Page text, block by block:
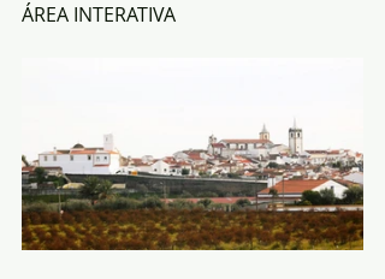
ÁREA INTERATIVA